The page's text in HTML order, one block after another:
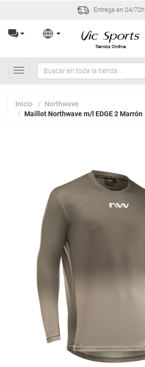
Entrega en 24/72h
Toggle
navigation
Inicio
Northwave
Maillot Northwave m/l EDGE 2 Marrón